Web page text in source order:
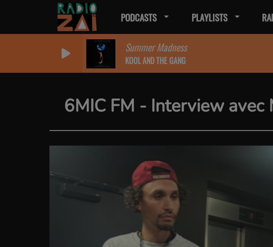
PODCASTS PLAYLISTS
Summer Madness
KOOL AND THE GANG
6MIC FM - Interview avec